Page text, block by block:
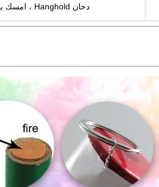
دخان Hanghold ، امسك يدك ، اسحب الدانتيل